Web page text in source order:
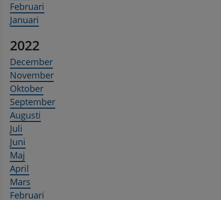
Februari
Januari
2022
December
November
Oktober
September
Augusti
Juli
Juni
Maj
April
Mars
Februari